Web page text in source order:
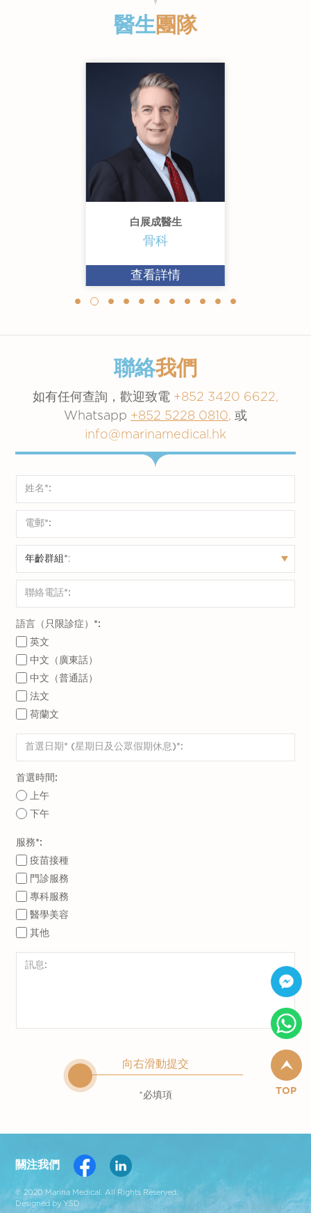
醫生團隊
白展成醫生
骨科
查看詳情
聯絡我們
如有任何查詢，歡迎致電 +852 3420 6622,
Whatsapp +852 5228 0810, 或
info@marinamedical.hk
語言（只限診症）*:
英文
中文（廣東話）
中文（普通話）
法文
荷蘭文
首選時間:
上午
下午
服務*:
疫苗接種
門診服務
專科服務
醫學美容
其他
向右滑動提交
*必填項
關注我們
© 2020 Marina Medical. All Rights Reserved.
Designed by YSD
TOP